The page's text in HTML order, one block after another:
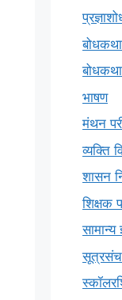
भाषण
मंथन
व्यक्ति
शासन
शिक्षक
सामान्य